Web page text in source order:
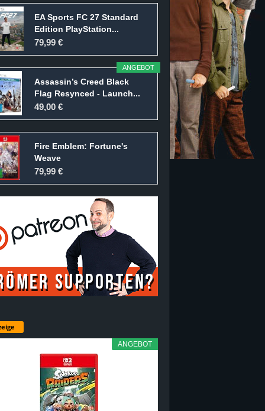
EA Sports FC 27 Standard
Edition PlayStation...
79,99 €
ANGEBOT
Assassin’s Creed Black
Flag Resynced - Launch...
49,00 €
Fire Emblem: Fortune's
Weave
79,99 €
ANGEBOT